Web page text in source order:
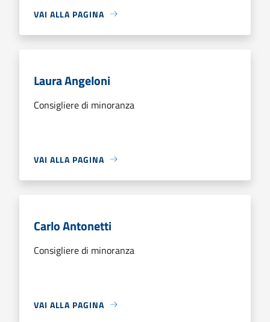
VAI ALLA PAGINA
Laura Angeloni
Consigliere di minoranza
VAI ALLA PAGINA
Carlo Antonetti
Consigliere di minoranza
VAI ALLA PAGINA